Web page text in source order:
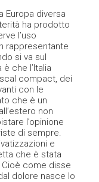
Europa diversa
ha prodotto
l’uso
rappresentante
si va sul
che l’Italia
compact, dei
con le
che è un
non
l’opinione
di sempre.
e
che è stata
come disse
dolore nasce lo